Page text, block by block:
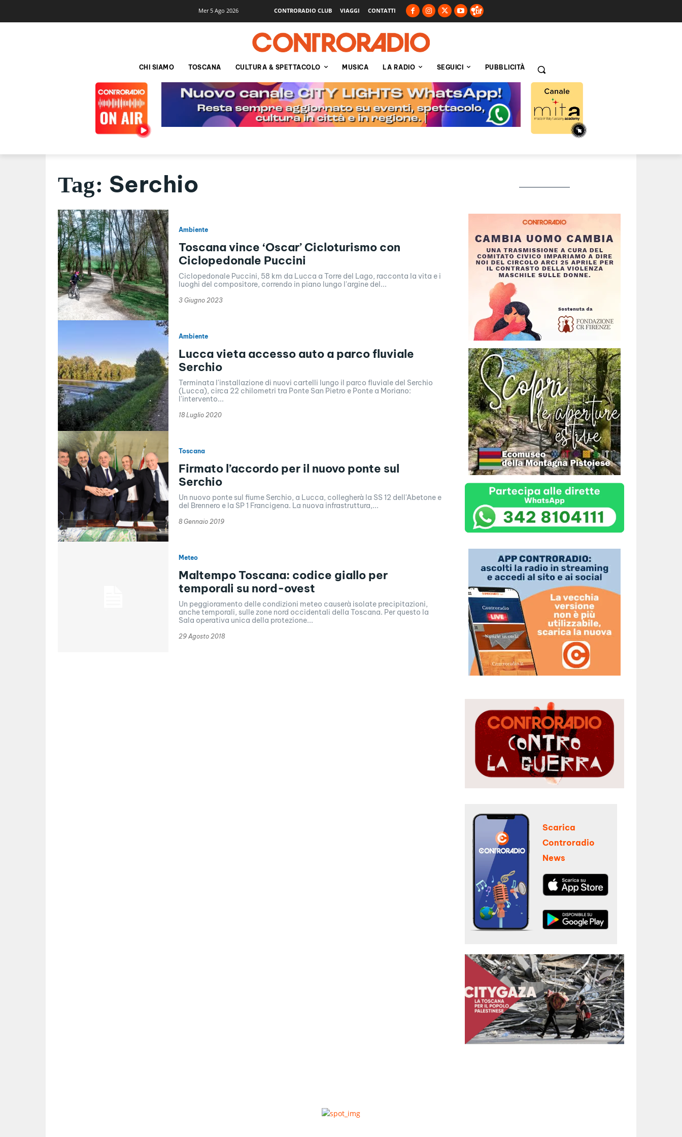
Mer 5 Ago 2026 CONTRORADIO CLUB VIAGGI CONTATTI
CHI SIAMO TOSCANA CULTURA & SPETTACOLO MUSICA LA RADIO SEGUICI PUBBLICITÀ
Tag: Serchio
Ambiente
Toscana vince ‘Oscar’ Cicloturismo con
Ciclopedonale Puccini
Ciclopedonale Puccini, 58 km da Lucca a Torre del Lago, racconta la vita e i
luoghi del compositore, correndo in piano lungo l'argine del...
3 Giugno 2023
Ambiente
Lucca vieta accesso auto a parco fluviale
Serchio
Terminata l'installazione di nuovi cartelli lungo il parco fluviale del Serchio
(Lucca), circa 22 chilometri tra Ponte San Pietro e Ponte a Moriano:
l'intervento...
18 Luglio 2020
Toscana
Firmato l’accordo per il nuovo ponte sul
Serchio
Un nuovo ponte sul fiume Serchio, a Lucca, collegherà la SS 12 dell'Abetone e
del Brennero e la SP 1 Francigena. La nuova infrastruttura,...
8 Gennaio 2019
Meteo
Maltempo Toscana: codice giallo per
temporali su nord-ovest
Un peggioramento delle condizioni meteo causerà isolate precipitazioni,
anche temporali, sulle zone nord occidentali della Toscana. Per questo la
Sala operativa unica della protezione...
29 Agosto 2018
Scarica
Controradio
News